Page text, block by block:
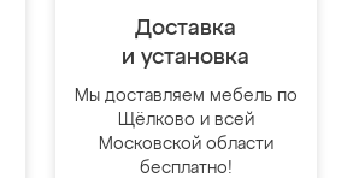
Доставка
и установка
Мы доставляем мебель по
Щёлково и всей
Московской области
бесплатно!